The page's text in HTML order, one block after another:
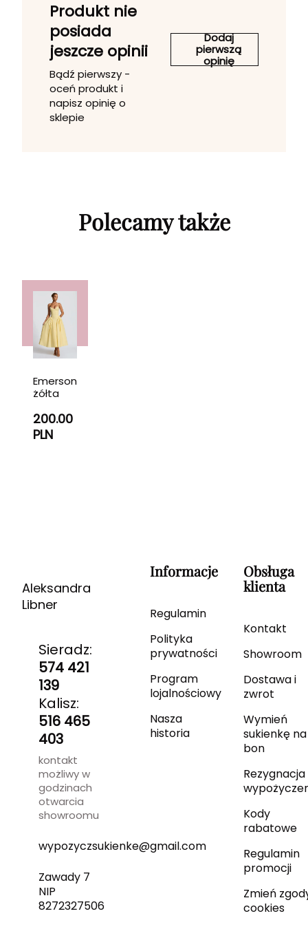
Produkt nie
posiada
jeszcze opinii
Bądź pierwszy -
oceń produkt i
napisz opinię o
sklepie
Dodaj
pierwszą
opinię
Polecamy także
Emerson
żółta
200.00
PLN
Aleksandra
Libner
Sieradz:
574 421
139
Kalisz:
516 465
403
kontakt
możliwy w
godzinach
otwarcia
showroomu
wypozyczsukienke@gmail.com
Zawady 7
NIP
8272327506
Informacje
Regulamin
Polityka
prywatności
Program
lojalnościowy
Nasza
historia
Obsługa
klienta
Kontakt
Showroom
Dostawa i
zwrot
Wymień
sukienkę na
bon
Rezygnacja
Kody
rabatowe
Regulamin
promocji
Zmień
cookies